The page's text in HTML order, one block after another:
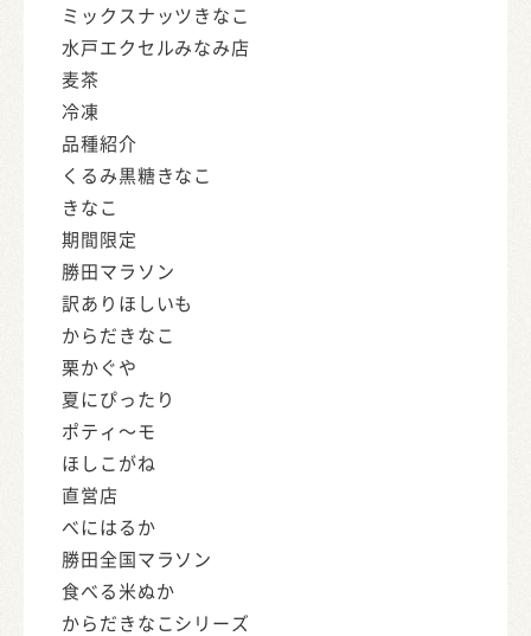
ミックスナッツきなこ
水戸エクセルみなみ店
麦茶
冷凍
品種紹介
くるみ黒糖きなこ
きなこ
期間限定
勝田マラソン
訳ありほしいも
からだきなこ
栗かぐや
夏にぴったり
ポティ～モ
ほしこがね
直営店
べにはるか
勝田全国マラソン
食べる米ぬか
からだきなこシリーズ